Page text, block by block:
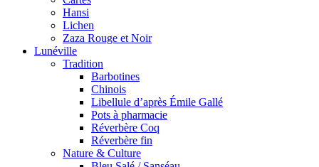
Hansi
Lichen
Zaza Rouge et Noir
Lunéville
Tradition
Barbotines
Chinois
Libellule d’après Émile Gallé
Pots à pharmacie
Réverbère Coq
Réverbère fin
Nature & Culture